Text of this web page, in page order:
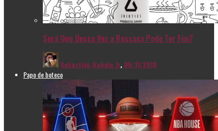
Será Que Dessa Vez a Ressaca Pode Ter Fim?
Sebastião Rabelo Jr, 06/11/2019
Papo de boteco